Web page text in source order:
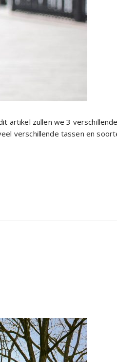
artikel zullen we 3 verschillende
verschillende tassen en